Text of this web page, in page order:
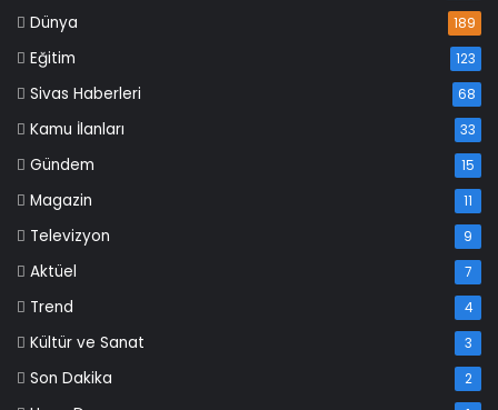
Dünya 189
Eğitim 123
Sivas Haberleri 68
Kamu İlanları 33
Gündem 15
Magazin 11
Televizyon 9
Aktüel 7
Trend 4
Kültür ve Sanat 3
Son Dakika 2